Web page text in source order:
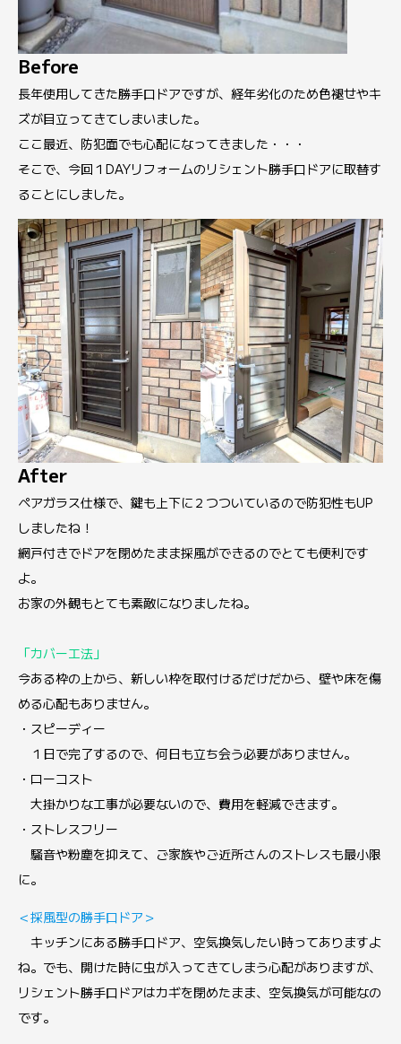
Before
長年使用してきた勝手口ドアですが、経年劣化のため色褪せやキ
ズが目立ってきてしまいました。
ここ最近、防犯面でも心配になってきました・・・
そこで、今回１DAYリフォームのリシェント勝手口ドアに取替す
ることにしました。
After
ペアガラス仕様で、鍵も上下に２つついているので防犯性もUP
しましたね！
網戸付きでドアを閉めたまま採風ができるのでとても便利です
よ。
お家の外観もとても素敵になりましたね。
「カバー工法」
今ある枠の上から、新しい枠を取付けるだけだから、壁や床を傷
める心配もありません。
・スピーディー
１日で完了するので、何日も立ち会う必要がありません。
・ローコスト
大掛かりな工事が必要ないので、費用を軽減できます。
・ストレスフリー
騒音や粉塵を抑えて、ご家族やご近所さんのストレスも最小限
に。
＜採風型の勝手口ドア＞
キッチンにある勝手口ドア、空気換気したい時ってありますよ
ね。でも、開けた時に虫が入ってきてしまう心配がありますが、
リシェント勝手口ドアはカギを閉めたまま、空気換気が可能なの
です。